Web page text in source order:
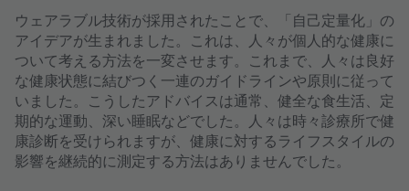
ウェアラブル技術が採用されたことで、「自己定量化」の
アイデアが生まれました。これは、人々が個人的な健康に
ついて考える方法を一変させます。これまで、人々は良好
な健康状態に結びつく一連のガイドラインや原則に従って
いました。こうしたアドバイスは通常、健全な食生活、定
期的な運動、深い睡眠などでした。人々は時々診療所で健
康診断を受けられますが、健康に対するライフスタイルの
影響を継続的に測定する方法はありませんでした。